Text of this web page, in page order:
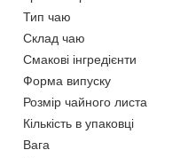
Тип чаю
Склад чаю
Смакові інгредієнти
Форма випуску
Розмір чайного листа
Кількість в упаковці
Вага